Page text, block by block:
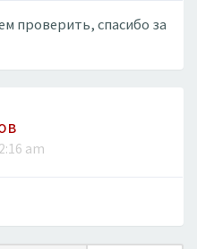
проверить, спасибо за
am